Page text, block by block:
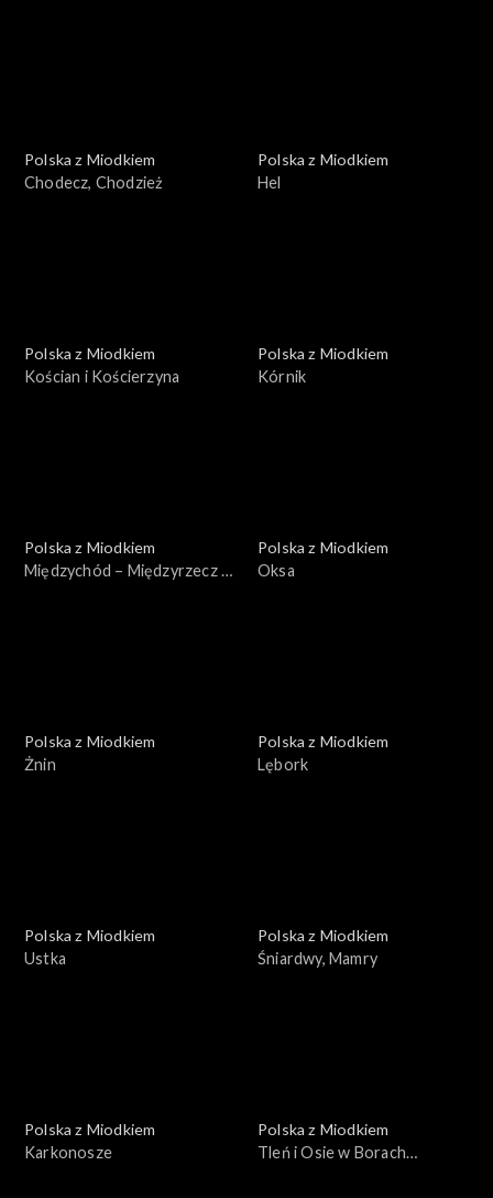
Polska z Miodkiem
Chodecz, Chodzież
Polska z Miodkiem
Hel
Polska z Miodkiem
Kościan i Kościerzyna
Polska z Miodkiem
Kórnik
Polska z Miodkiem
Międzychód – Międzyrzecz –
Polska z Miodkiem
Oksa
Polska z Miodkiem
Żnin
Polska z Miodkiem
Lębork
Polska z Miodkiem
Ustka
Polska z Miodkiem
Śniardwy, Mamry
Polska z Miodkiem
Karkonosze
Polska z Miodkiem
Tleń i Osie w Borach